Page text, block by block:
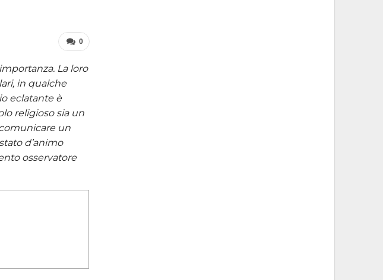
0
La loro
in qualche
eclatante è
religioso sia un
un
d’animo
osservatore